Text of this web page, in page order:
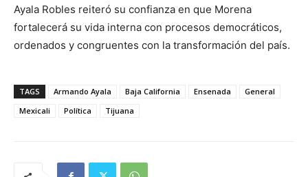
Ayala Robles reiteró su confianza en que Morena
fortalecerá su vida interna con procesos democráticos,
ordenados y congruentes con la transformación del país.
TAGS Armando Ayala Baja California Ensenada
General
Mexicali
Política Tijuana